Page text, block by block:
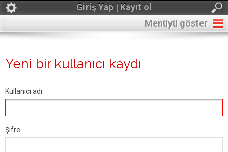
Giriş Yap | Kayıt ol
Menüyü göster
Yeni bir kullanıcı kaydı
Kullanıcı adı:
Şifre: